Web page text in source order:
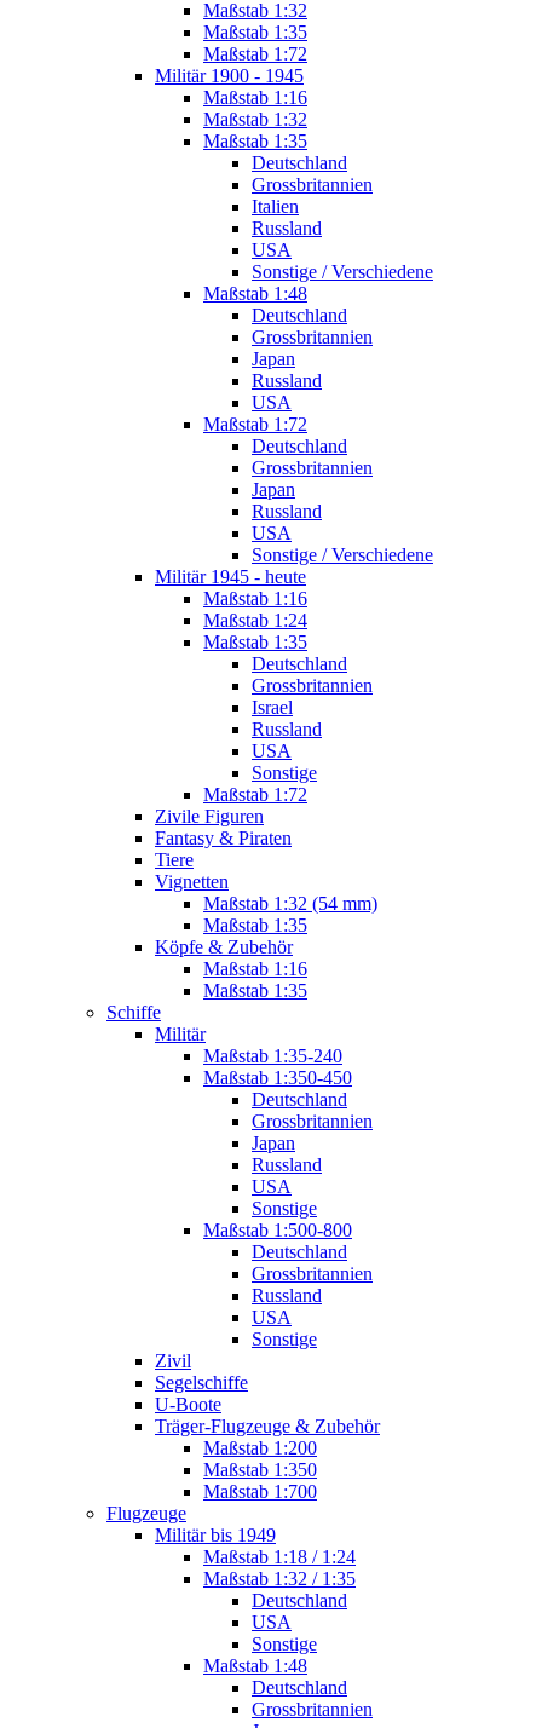
Maßstab 1:32
Maßstab 1:35
Maßstab 1:72
Militär 1900 - 1945
Maßstab 1:16
Maßstab 1:32
Maßstab 1:35
Deutschland
Grossbritannien
Italien
Russland
USA
Sonstige / Verschiedene
Maßstab 1:48
Deutschland
Grossbritannien
Japan
Russland
USA
Maßstab 1:72
Deutschland
Grossbritannien
Japan
Russland
USA
Sonstige / Verschiedene
Militär 1945 - heute
Maßstab 1:16
Maßstab 1:24
Maßstab 1:35
Deutschland
Grossbritannien
Israel
Russland
USA
Sonstige
Maßstab 1:72
Zivile Figuren
Fantasy & Piraten
Tiere
Vignetten
Maßstab 1:32 (54 mm)
Maßstab 1:35
Köpfe & Zubehör
Maßstab 1:16
Maßstab 1:35
Schiffe
Militär
Maßstab 1:35-240
Maßstab 1:350-450
Deutschland
Grossbritannien
Japan
Russland
USA
Sonstige
Maßstab 1:500-800
Deutschland
Grossbritannien
Russland
USA
Sonstige
Zivil
Segelschiffe
U-Boote
Träger-Flugzeuge & Zubehör
Maßstab 1:200
Maßstab 1:350
Maßstab 1:700
Flugzeuge
Militär bis 1949
Maßstab 1:18 / 1:24
Maßstab 1:32 / 1:35
Deutschland
USA
Sonstige
Maßstab 1:48
Deutschland
Grossbritannien